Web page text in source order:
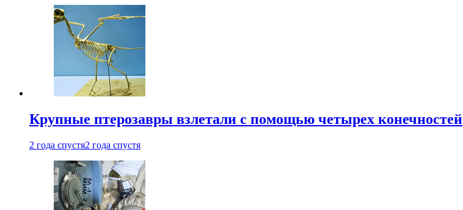
Крупные птерозавры взлетали с помощью четырех конечностей
2 года спустя2 года спустя